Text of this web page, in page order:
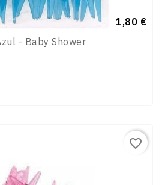
Preço
1,80 €
- Baby Shower
favorite_border